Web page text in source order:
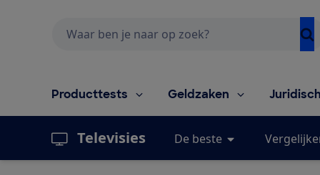
Producttests Geldzaken
Televisies De beste